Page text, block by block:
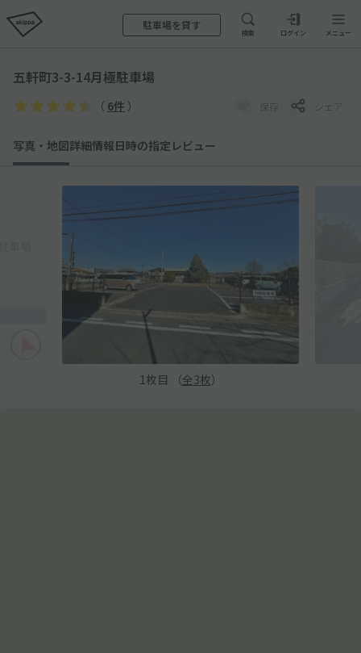
駐車場を貸す
検索 ログイン メニュー
五軒町3-3-14月極駐車場
（ 6件 ） 保存 シェア
写真・地図詳細情報日時の指定 レビュー
1 枚目 （全3枚）